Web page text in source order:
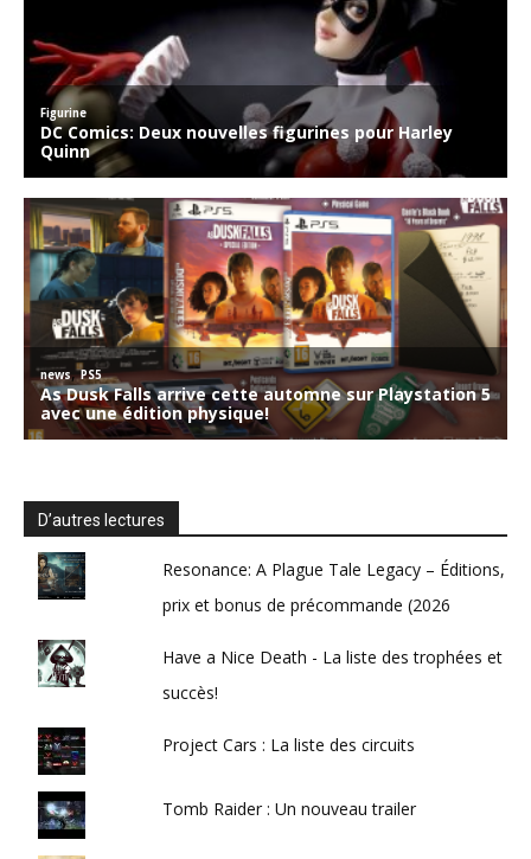
D’autres lectures
Resonance: A Plague Tale Legacy – Éditions,
prix et bonus de précommande (2026
Have a Nice Death - La liste des trophées et
succès!
Project Cars : La liste des circuits
Tomb Raider : Un nouveau trailer